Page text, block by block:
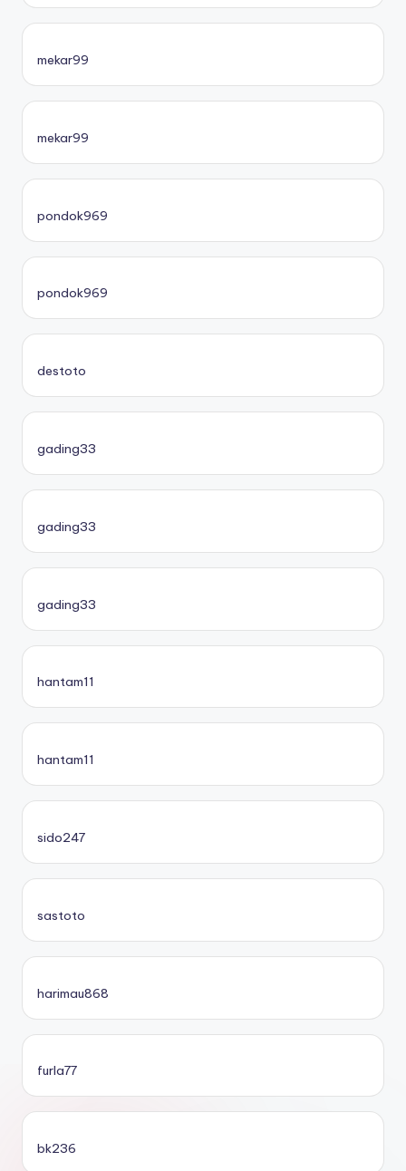
mekar99
mekar99
pondok969
pondok969
destoto
gading33
gading33
gading33
hantam11
hantam11
sido247
sastoto
harimau868
furla77
bk236